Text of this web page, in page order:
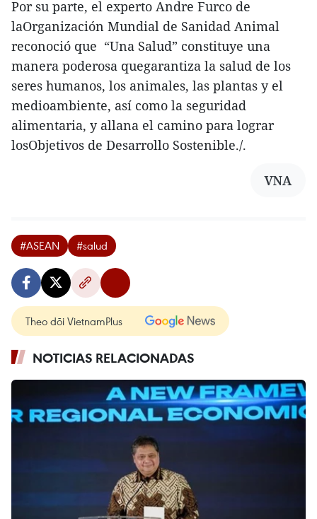
Por su parte, el experto Andre Furco de
laOrganización Mundial de Sanidad Animal
reconoció que “Una Salud” constituye una
manera poderosa quegarantiza la salud de los
seres humanos, los animales, las plantas y el
medioambiente, así como la seguridad
alimentaria, y allana el camino para lograr
losObjetivos de Desarrollo Sostenible./.
VNA
#ASEAN #salud
Theo dõi VietnamPlus
NOTICIAS RELACIONADAS